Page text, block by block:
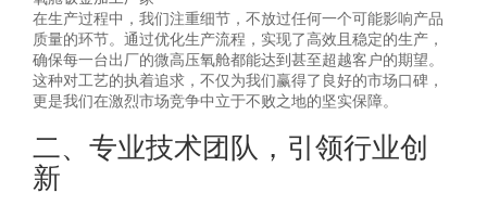
在生产过程中，我们注重细节，不放过任何一个可能影响产品
质量的环节。通过优化生产流程，实现了高效且稳定的生产，
确保每一台出厂的微高压氧舱都能达到甚至超越客户的期望。
这种对工艺的执着追求，不仅为我们赢得了良好的市场口碑，
更是我们在激烈市场竞争中立于不败之地的坚实保障。
二、专业技术团队，引领行业创
新